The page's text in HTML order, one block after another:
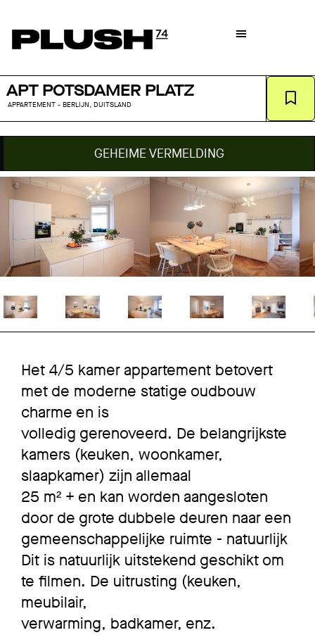
APT POTSDAMER PLATZ
APPARTEMENT - BERLIJN, DUITSLAND
GEHEIME VERMELDING
Het 4/5 kamer appartement betovert
met de moderne statige oudbouw
charme en is
volledig gerenoveerd. De belangrijkste
kamers (keuken, woonkamer,
slaapkamer) zijn allemaal
25 m² + en kan worden aangesloten
door de grote dubbele deuren naar een
gemeenschappelijke ruimte - natuurlijk
Dit is natuurlijk uitstekend geschikt om
te filmen. De uitrusting (keuken,
meubilair,
verwarming, badkamer, enz.